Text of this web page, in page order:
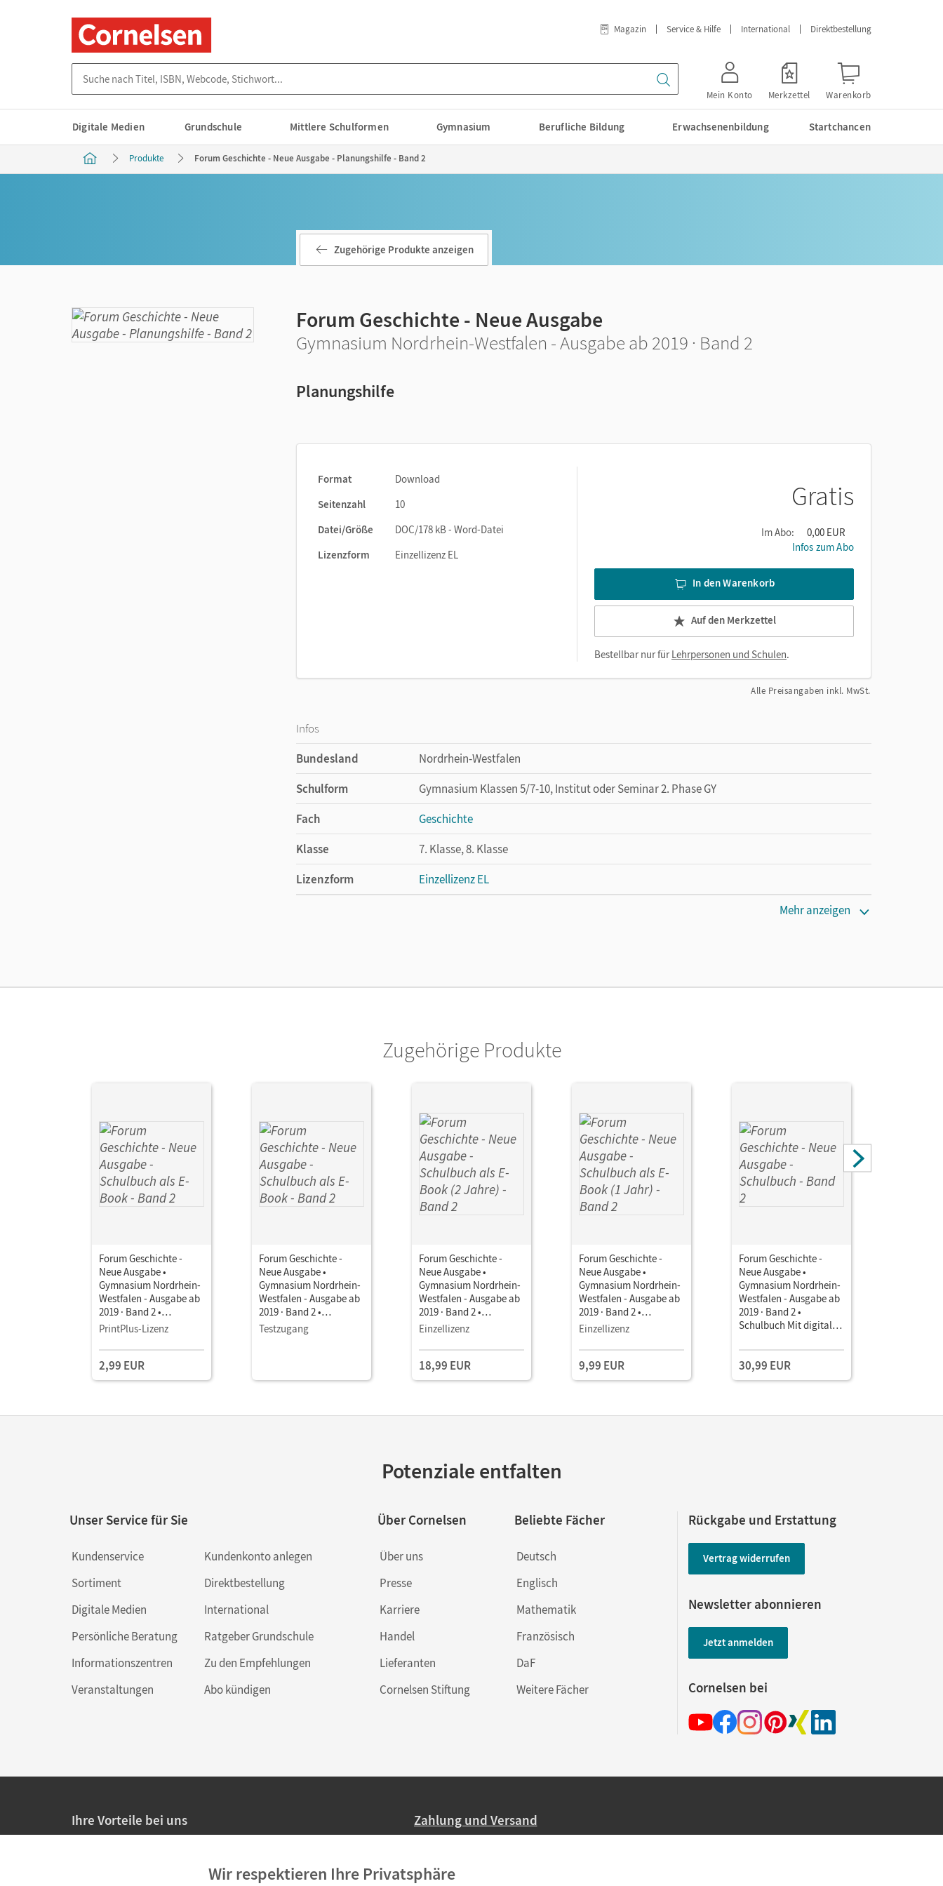
Magazin Service & Hilfe International Direktbestellung
Mein Konto Merkzettel Warenkorb
Digitale Medien Grundschule Mittlere Schulformen Gymnasium Berufliche Bildung Erwachsenenbildung Startchancen
Produkte Forum Geschichte - Neue Ausgabe - Planungshilfe - Band 2
Zugehörige Produkte anzeigen
Forum Geschichte - Neue Ausgabe
Gymnasium Nordrhein-Westfalen - Ausgabe ab 2019 · Band 2
Planungshilfe
Format
Download
Seitenzahl
10
Datei/Größe
DOC/178 kB - Word-Datei
Lizenzform
Einzellizenz EL
Gratis
Im Abo:
0,00 EUR
Infos zum Abo
In den Warenkorb
Auf den Merkzettel
Bestellbar nur fürLehrpersonen und Schulen.
Alle Preisangaben inkl. MwSt.
Infos
Bundesland
Nordrhein-Westfalen
Schulform
Gymnasium Klassen 5/7-10, Institut oder Seminar 2. Phase GY
Fach
Geschichte
Klasse
7. Klasse, 8. Klasse
Lizenzform
Einzellizenz EL
Mehr anzeigen
Zugehörige Produkte
Forum Geschichte -
Neue Ausgabe •
Gymnasium Nordrhein-
Westfalen - Ausgabe ab
2019 · Band 2 •
Schulbuch als E-Book
PrintPlus-Lizenz
2,99 EUR
Forum Geschichte -
Neue Ausgabe •
Gymnasium Nordrhein-
Westfalen - Ausgabe ab
2019 · Band 2 •
Schulbuch als E-Book
Mit Medien
Testzugang
Forum Geschichte -
Neue Ausgabe •
Gymnasium Nordrhein-
Westfalen - Ausgabe ab
2019 · Band 2 •
Schulbuch als E-Book (2
Einzellizenz
18,99 EUR
Forum Geschichte -
Neue Ausgabe •
Gymnasium Nordrhein-
Westfalen - Ausgabe ab
2019 · Band 2 •
Schulbuch als E-Book (1
Einzellizenz
9,99 EUR
Forum Geschichte -
Neue Ausgabe •
Gymnasium Nordrhein-
Westfalen - Ausgabe ab
2019 · Band 2 •
Schulbuch Mit digitalen
30,99 EUR
Potenziale entfalten
Unser Service für Sie
Kundenservice
Sortiment
Digitale Medien
Persönliche Beratung
Informationszentren
Veranstaltungen
Kundenkonto anlegen
Direktbestellung
International
Ratgeber Grundschule
Zu den Empfehlungen
Abo kündigen
Über Cornelsen
Über uns
Presse
Karriere
Handel
Lieferanten
Cornelsen Stiftung
Beliebte Fächer
Deutsch
Englisch
Mathematik
Französisch
DaF
Weitere Fächer
Rückgabe und Erstattung
Vertrag widerrufen
Newsletter abonnieren
Jetzt anmelden
Cornelsen bei
Ihre Vorteile bei uns Zahlung und Versand
Ab 59,– EUR Bestellwert liefern wir versandkostenfrei innerhalb Deutschlands
Wir respektieren Ihre Privatsphäre